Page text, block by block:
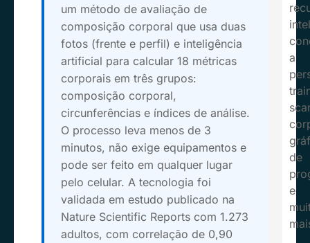
um método de avaliação de
composição corporal que usa duas
fotos (frente e perfil) e inteligência
artificial para calcular 18 métricas
corporais em três grupos:
composição corporal,
circunferências e índices de análise.
O processo leva menos de 3
minutos, não exige equipamentos e
pode ser feito em qualquer lugar
pelo celular. A tecnologia foi
validada em estudo publicado na
Nature Scientific Reports com 1.273
adultos, com correlação de 0,90
a
de
e